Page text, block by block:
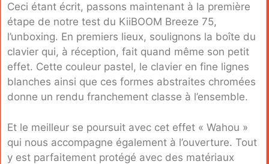
Ceci étant écrit, passons maintenant à la première
étape de notre test du KiiBOOM Breeze 75,
l’unboxing. En premiers lieux, soulignons la boîte du
clavier qui, à réception, fait quand même son petit
effet. Cette couleur pastel, le clavier en fine lignes
blanches ainsi que ces formes abstraites chromées
donne un rendu franchement classe à l’ensemble.
Et le meilleur se poursuit avec cet effet « Wahou »
qui nous accompagne également à l’ouverture. Tout
y est parfaitement protégé avec des matériaux